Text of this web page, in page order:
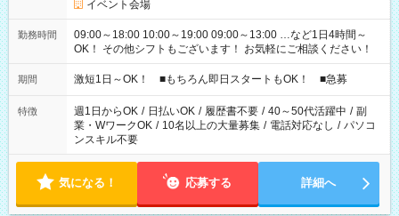
イベント会場
勤務時間
09:00～18:00 10:00～19:00 09:00～13:00 …など1日4時間～
OK！ その他シフトもございます！ お気軽にご相談ください！
期間 激短1日～OK！ ■もちろん即日スタートもOK！ ■急募
特徴 週1日からOK / 日払いOK / 履歴書不要 / 40～50代活躍中 / 副
業・WワークOK / 10名以上の大量募集 / 電話対応なし / パソコ
ンスキル不要
気になる！ 応募する 詳細へ